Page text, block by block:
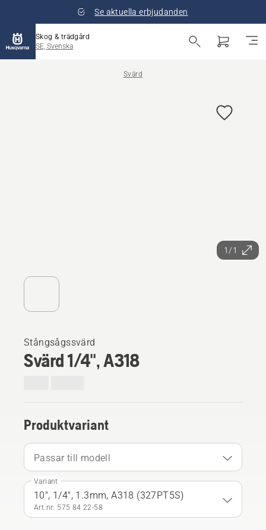
Se aktuella erbjudanden
Skog & trädgård
SE, Svenska
Svärd
1/1
Stångsågssvärd
Svärd 1/4", A318
Produktvariant
Passar till modell
Variant
10", 1/4", 1.3mm, A318 (327PT5S)
Art.nr: 575 84 22‑58